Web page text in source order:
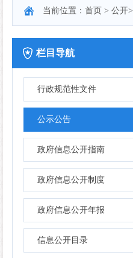
当前位置： 首页 > 公开>
栏目导航
行政规范性文件
公示公告
政府信息公开指南
政府信息公开制度
政府信息公开年报
信息公开目录